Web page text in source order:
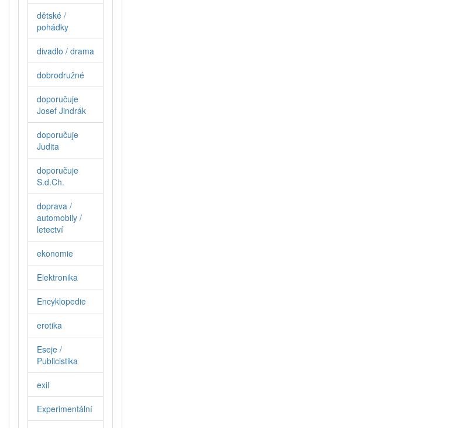
dětské /
pohádky
divadlo / drama
dobrodružné
doporučuje
Josef Jindrák
doporučuje
Judita
doporučuje
S.d.Ch.
doprava /
automobily /
letectví
ekonomie
Elektronika
Encyklopedie
erotika
Eseje /
Publicistika
exil
Experimentální